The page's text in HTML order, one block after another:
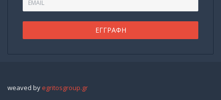
weaved by egritosgroup.gr